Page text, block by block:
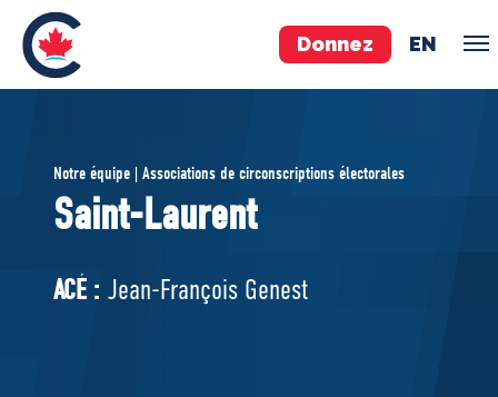
Donnez EN
ÉQUIPE
Pierre Poilievre
Vos députés conservateurs
Cabinet fantôme
Exécutif national
Notre équipe | Associations de circonscriptions électorales
Saint-Laurent
ACÉ : Jean-François Genest